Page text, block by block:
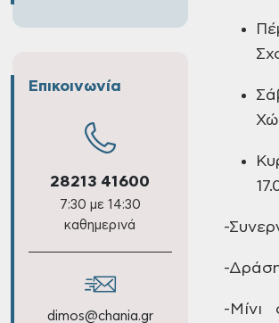
Επικοινωνία
28213 41600
7:30 με 14:30
καθημερινά
dimos@chania.gr
-
-
-Μίνι